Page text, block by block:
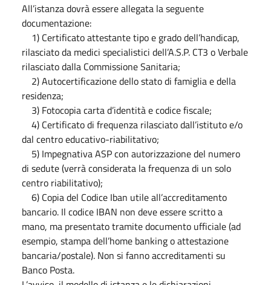
All’istanza dovrà essere allegata la seguente
documentazione:
1) Certificato attestante tipo e grado dell’handicap,
rilasciato da medici specialistici dell’A.S.P. CT3 o Verbale
rilasciato dalla Commissione Sanitaria;
2) Autocertificazione dello stato di famiglia e della
residenza;
3) Fotocopia carta d’identità e codice fiscale;
4) Certificato di frequenza rilasciato dall’istituto e/o
dal centro educativo-riabilitativo;
5) Impegnativa ASP con autorizzazione del numero
di sedute (verrà considerata la frequenza di un solo
centro riabilitativo);
6) Copia del Codice Iban utile all’accreditamento
bancario. Il codice IBAN non deve essere scritto a
mano, ma presentato tramite documento ufficiale (ad
esempio, stampa dell’home banking o attestazione
bancaria/postale). Non si fanno accreditamenti su
Banco Posta.